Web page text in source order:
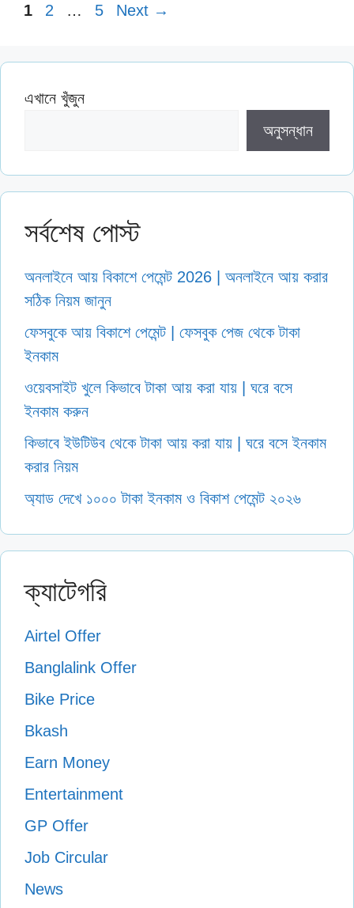
Page
1 Page
2 … Page
5 Next →
এখানে খুঁজুন
অনুসন্ধান
সর্বশেষ পোস্ট
অনলাইনে আয় বিকাশে পেমেন্ট 2026 | অনলাইনে আয় করার
সঠিক নিয়ম জানুন
ফেসবুকে আয় বিকাশে পেমেন্ট | ফেসবুক পেজ থেকে টাকা
ইনকাম
ওয়েবসাইট খুলে কিভাবে টাকা আয় করা যায় | ঘরে বসে
ইনকাম করুন
কিভাবে ইউটিউব থেকে টাকা আয় করা যায় | ঘরে বসে ইনকাম
করার নিয়ম
অ্যাড দেখে ১০০০ টাকা ইনকাম ও বিকাশ পেমেন্ট ২০২৬
ক্যাটেগরি
Airtel Offer
Banglalink Offer
Bike Price
Bkash
Earn Money
Entertainment
GP Offer
Job Circular
News